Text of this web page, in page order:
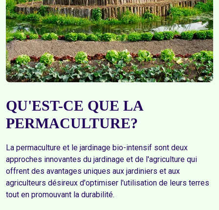
QU'EST-CE QUE LA
PERMACULTURE?
La permaculture et le jardinage bio-intensif sont deux
approches innovantes du jardinage et de l'agriculture qui
offrent des avantages uniques aux jardiniers et aux
agriculteurs désireux d'optimiser l'utilisation de leurs terres
tout en promouvant la durabilité.